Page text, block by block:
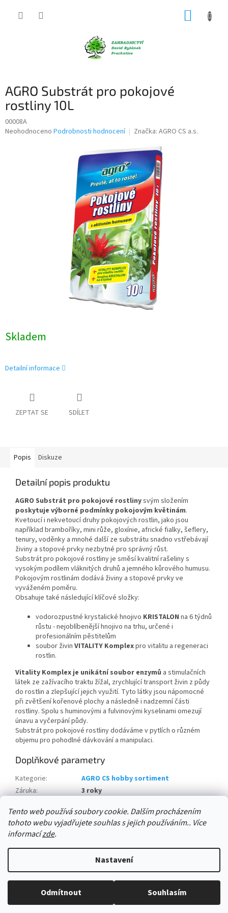
Tento web používá soubory cookie. Dalším procházením
tohoto webu vyjadřujete souhlas s jejich používáním.. Více
informacízde.
Nastavení
Odmítnout Souhlasím
AGRO Substrát pro pokojové
rostliny 10L
00008A
Průměrné
Neohodnoceno Podrobnosti hodnocení Značka: AGRO CS a.s.
Skladem
Detailní informace
ZEPTAT SE SDÍLET
Popis Diskuze
Detailní popis produktu
AGRO Substrát pro pokojové rostlinysvým složením
poskytuje výborné podmínky pokojovým květinám.
Kvetoucí i nekvetoucí druhy pokojových rostlin, jako jsou
například bramboříky, mini růže, gloxínie, africké fialky, šeflery,
tenury, voděnky a mnohé další ze substrátu snadno vstřebávají
živiny a stopové prvky nezbytné pro správný růst.
Substrát pro pokojové rostliny je směsí kvalitní rašeliny s
vysokým podílem vláknitých druhů a jemného kůrového humusu.
Pokojovým rostlinám dodává živiny a stopové prvky ve
vyváženém poměru.
Obsahuje také následující klíčové složky:
vodorozpustné krystalické hnojivo KRISTALON na 6 týdnů
růstu - nejoblíbenější hnojivo na trhu, určené i
profesionálním pěstitelům
soubor živin VITALITY Komplexpro vitalitu a regeneraci
rostlin.
Vitality Komplex je unikátní soubor enzymů a stimulačních
látek ze zažívacího traktu žížal, zrychlující transport živin z půdy
do rostlin a zlepšující jejich využití. Tyto látky jsou nápomocné
při zvětšení kořenové plochy a následně i nadzemní části
rostliny. Spolu s huminovými a fulvinovými kyselinami omezují
únavu a vyčerpání půdy.
Substrát pro pokojové rostliny dodáváme v pytlích o různém
objemu pro pohodlné dávkování a manipulaci.
Doplňkové parametry
Kategorie:
AGRO CS hobby sortiment
Záruka:
3 roky
Copyright 2026AGRO CS Velkoobchod David Ryšánek. Všechna
práva vyhrazena.
Upravit nastavení cookies